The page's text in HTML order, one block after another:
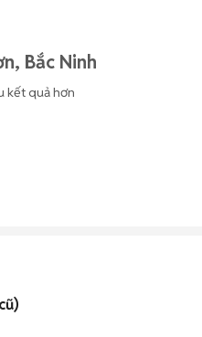
Bắc Ninh
kết quả hơn